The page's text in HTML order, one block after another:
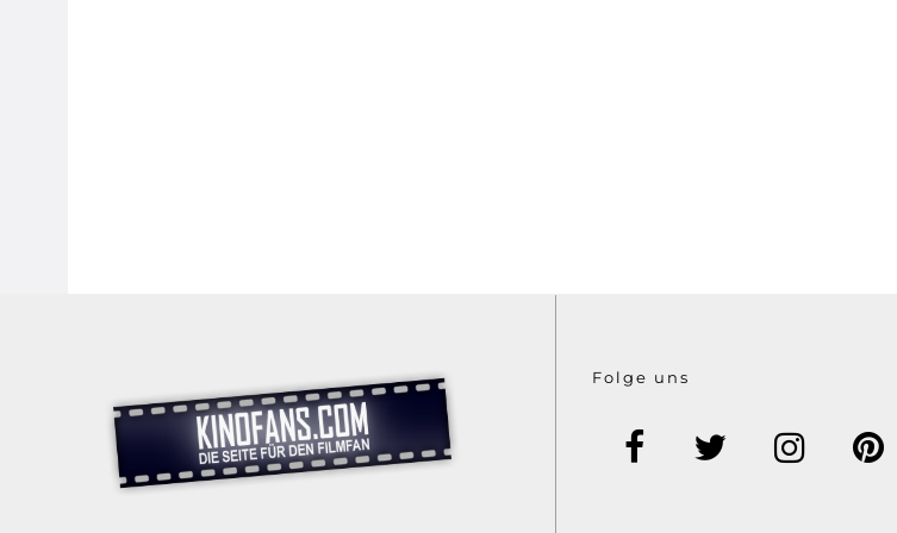
Folge uns